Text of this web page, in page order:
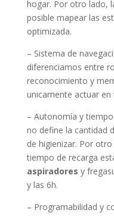
hogar. Por otro lado,
posible mapear las
optimizada.
– Sistema de
diferenciamos entre
reconocimiento y
unicamente actuar en
– Autonomía y
no define la cantidad
de higienizar. Por
tiempo de recarga
aspiradores y
y las 6h.
– Programabilidad y